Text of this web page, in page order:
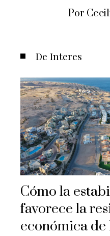
Por
De Interes
Cómo la
favorece la
económica